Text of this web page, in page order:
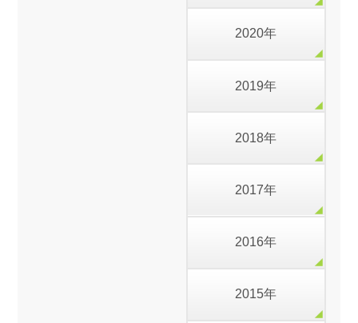
2020年
2019年
2018年
2017年
2016年
2015年